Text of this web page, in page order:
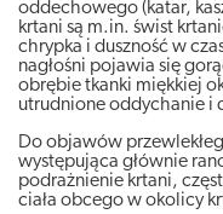
oddechowego (katar,
krtani są m.in. świst
chrypka i duszność w
nagłośni pojawia się
obrębie tkanki miękkiej
utrudnione oddychanie i
Do objawów
występująca głównie
podrażnienie krtani,
ciała obcego w okolicy